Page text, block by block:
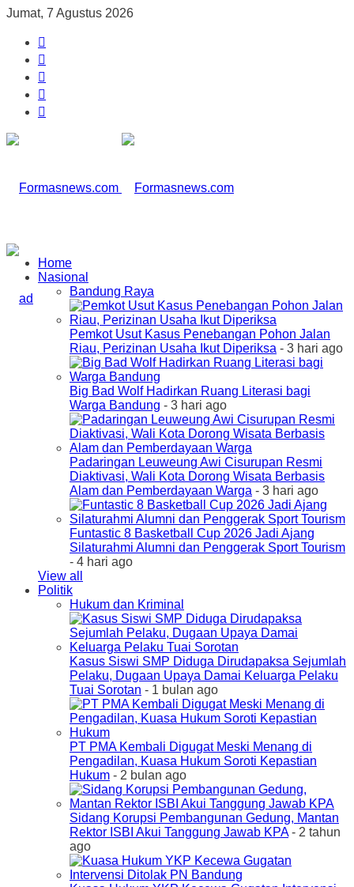
Jumat, 7 Agustus 2026
Home
Nasional
Bandung Raya
Pemkot Usut Kasus Penebangan Pohon Jalan
Riau, Perizinan Usaha Ikut Diperiksa - 3 hari ago
Big Bad Wolf Hadirkan Ruang Literasi bagi
Warga Bandung - 3 hari ago
Padaringan Leuweung Awi Cisurupan Resmi
Diaktivasi, Wali Kota Dorong Wisata Berbasis
Alam dan Pemberdayaan Warga - 3 hari ago
Funtastic 8 Basketball Cup 2026 Jadi Ajang
Silaturahmi Alumni dan Penggerak Sport Tourism
- 4 hari ago
View all
Politik
Hukum dan Kriminal
Kasus Siswi SMP Diduga Dirudapaksa Sejumlah
Pelaku, Dugaan Upaya Damai Keluarga Pelaku
Tuai Sorotan - 1 bulan ago
PT PMA Kembali Digugat Meski Menang di
Pengadilan, Kuasa Hukum Soroti Kepastian
Hukum - 2 bulan ago
Sidang Korupsi Pembangunan Gedung, Mantan
Rektor ISBI Akui Tanggung Jawab KPA- 2 tahun
ago